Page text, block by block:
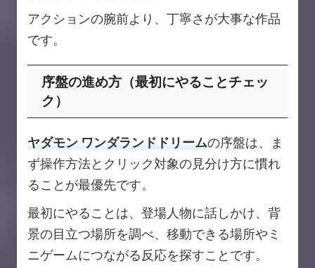
アクションの腕前より、丁寧さが大事な作品
です。
序盤の進め方（最初にやることチェッ
ク）
ヤダモン ワンダランドドリームの序盤は、ま
ず操作方法とクリック対象の見分け方に慣れ
ることが最優先です。
最初にやることは、登場人物に話しかけ、背
景の目立つ場所を調べ、移動できる場所やミ
ニゲームにつながる反応を探すことです。